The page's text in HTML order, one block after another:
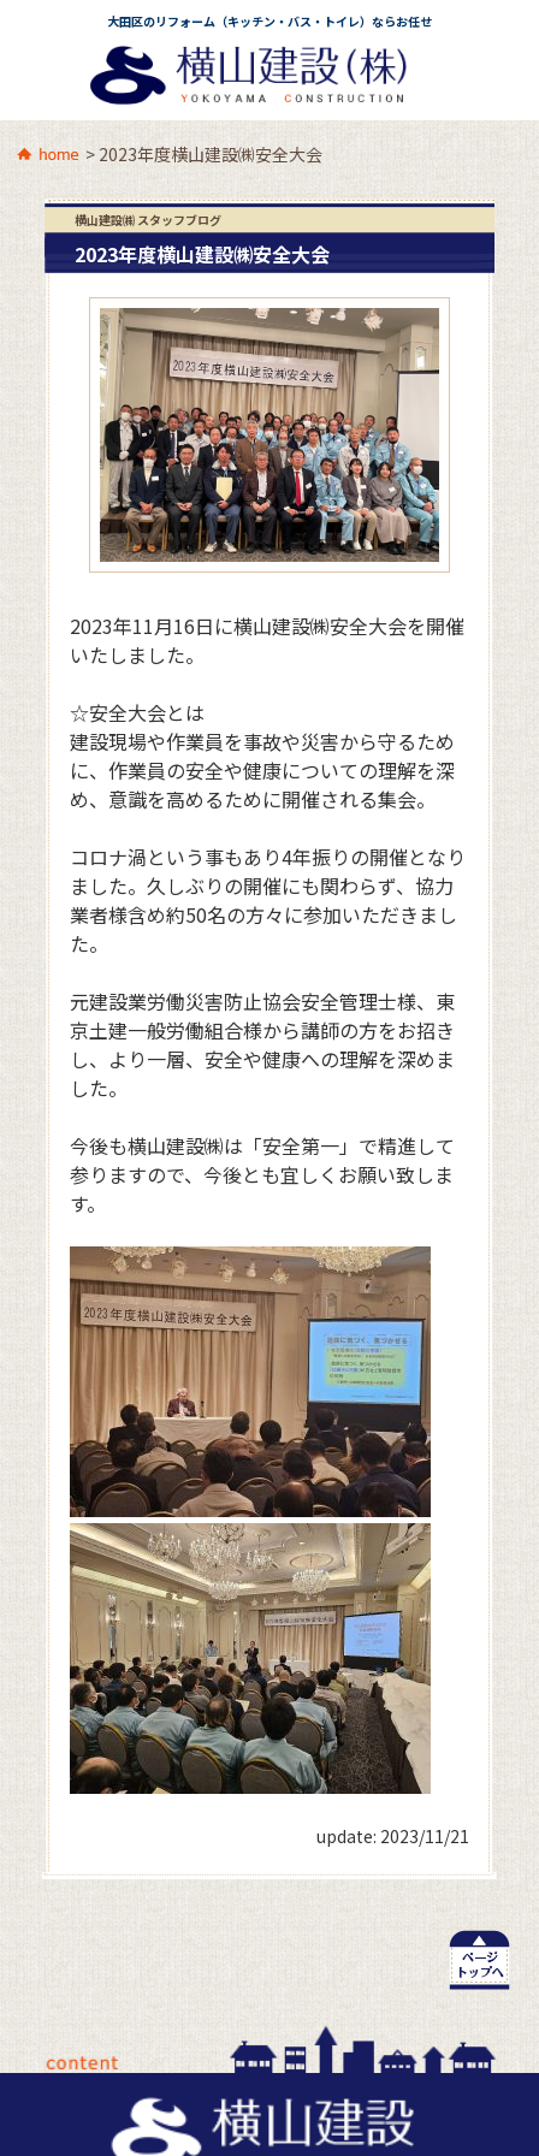
大田区のリフォーム（キッチン・バス・トイレ）ならお任せ
> 2023年度横山建設㈱安全大会
横山建設㈱ スタッフブログ
2023年度横山建設㈱安全大会
2023年11月16日に横山建設㈱安全大会を開催
いたしました。
☆安全大会とは
建設現場や作業員を事故や災害から守るため
に、作業員の安全や健康についての理解を深
め、意識を高めるために開催される集会。
コロナ渦という事もあり4年振りの開催となり
ました。久しぶりの開催にも関わらず、協力
業者様含め約50名の方々に参加いただきまし
た。
元建設業労働災害防止協会安全管理士様、東
京土建一般労働組合様から講師の方をお招き
し、より一層、安全や健康への理解を深めま
した。
今後も横山建設㈱は「安全第一」で精進して
参りますので、今後とも宜しくお願い致しま
す。
update: 2023/11/21